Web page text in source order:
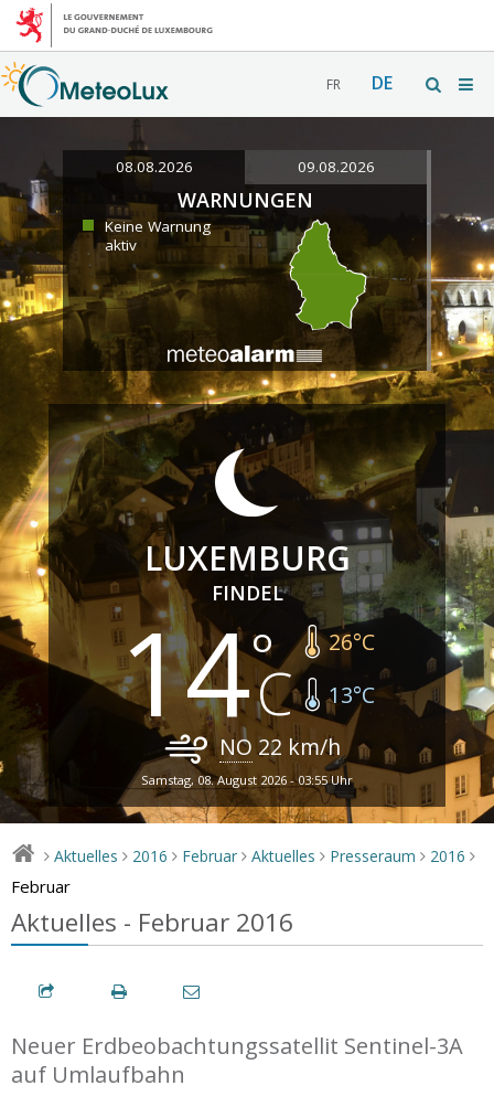
FR DE
08.08.2026 09.08.2026
WARNUNGEN
Keine Warnung
aktiv
LUXEMBURG
FINDEL
14 26°C
13°C
NO 22 km/h
Samstag, 08. August 2026 - 03:55 Uhr
> Aktuelles > 2016 > Februar > Aktuelles > Presseraum > 2016 >
Februar
Aktuelles - Februar 2016
Neuer Erdbeobachtungssatellit Sentinel-3A
auf Umlaufbahn